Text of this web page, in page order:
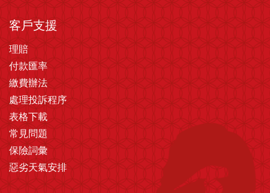
客戶支援
理賠
付款匯率
繳費辦法
處理投訴程序
表格下載
常見問題
保險詞彙
惡劣天氣安排